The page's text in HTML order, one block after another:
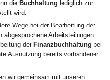
die Buchhaltung lediglich zur
wird.
Wege bei der Bearbeitung der
abgesprochene Arbeitsteilungen
der Finanzbuchhaltung bei
Ausnutzung bereits vorhandener
wir gemeinsam mit unseren